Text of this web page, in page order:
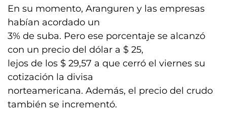
En su momento, Aranguren y las empresas
habían acordado un
3% de suba. Pero ese porcentaje se alcanzó
con un precio del dólar a $ 25,
lejos de los $ 29,57 a que cerró el viernes su
cotización la divisa
norteamericana. Además, el precio del crudo
también se incrementó.